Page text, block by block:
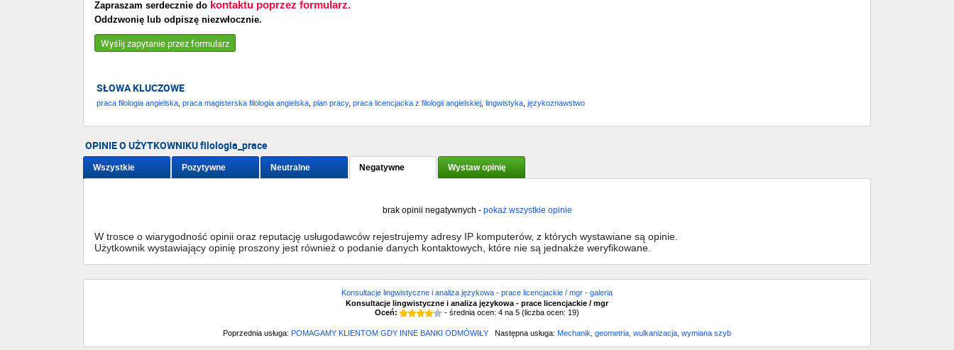
Zapraszam serdecznie do kontaktu poprzez formularz.
Oddzwonię lub odpiszę niezwłocznie.
Wyślij zapytanie przez formularz
SŁOWA KLUCZOWE
praca filologia angielska praca magisterska filologia angielska plan pracy, praca licencjacka z filologii angielskiej lingwistyka językoznawstwo
OPINIE O UŻYTKOWNIKU filologia_prace
Wszystkie Pozytywne Neutralne Negatywne Wystaw opinię
brak opinii negatywnych - pokaż wszystkie opinie
W trosce o wiarygodność opinii oraz reputację usługodawców rejestrujemy adresy IP komputerów, z których wystawiane są opinie.
Użytkownik wystawiający opinię proszony jest również o podanie danych kontaktowych, które nie są jednakże weryfikowane.
Konsultacje lingwistyczne i analiza językowa - prace licencjackie / mgr - galeria
Konsultacje lingwistyczne i analiza językowa - prace licencjackie / mgr
Oceń:
- średnia ocen: 4 na 5 (liczba ocen: 19)
Poprzednia usługa: POMAGAMY KLIENTOM GDY INNE BANKI ODMÓWIŁY Następna usługa: Mechanik, geometria, wulkanizacja, wymiana szyb